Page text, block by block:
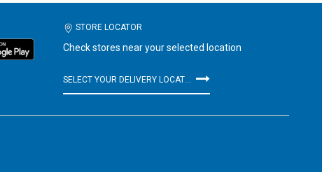
STORE LOCATOR
Check stores near your selected location